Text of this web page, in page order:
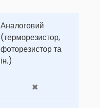
Аналоговий
(терморезистор,
фоторезистор та
ін.)
✖